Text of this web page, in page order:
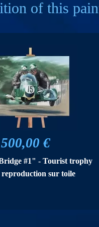
of this
500,00 €
#1" - Tourist trophy
reproduction sur toile